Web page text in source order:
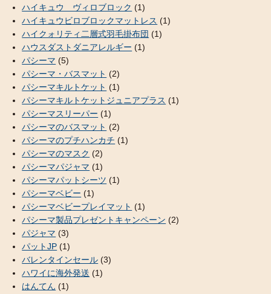
ハイキュウ ヴィロブロック (1)
ハイキュウビロブロックマットレス (1)
ハイクォリティ二層式羽毛掛布団 (1)
ハウスダストダニアレルギー (1)
パシーマ (5)
パシーマ・バスマット (2)
パシーマキルトケット (1)
パシーマキルトケットジュニアプラス (1)
パシーマスリーパー (1)
パシーマのバスマット (2)
パシーマのプチハンカチ (1)
パシーマのマスク (2)
パシーマパジャマ (1)
パシーマパットシーツ (1)
パシーマベビー (1)
パシーマベビープレイマット (1)
パシーマ製品プレゼントキャンペーン (2)
パジャマ (3)
パットJP (1)
バレンタインセール (3)
ハワイに海外発送 (1)
はんてん (1)